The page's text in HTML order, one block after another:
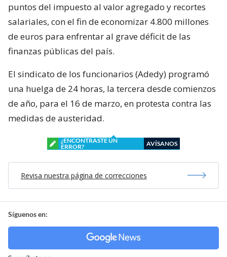
puntos del impuesto al valor agregado y recortes
salariales, con el fin de economizar 4.800 millones
de euros para enfrentar al grave déficit de las
finanzas públicas del país.
El sindicato de los funcionarios (Adedy) programó
una huelga de 24 horas, la tercera desde comienzos
de año, para el 16 de marzo, en protesta contra las
medidas de austeridad.
¿ENCONTRASTE UN
ERROR?
AVÍSANOS
Revisa nuestra página de correcciones
Síguenos en: